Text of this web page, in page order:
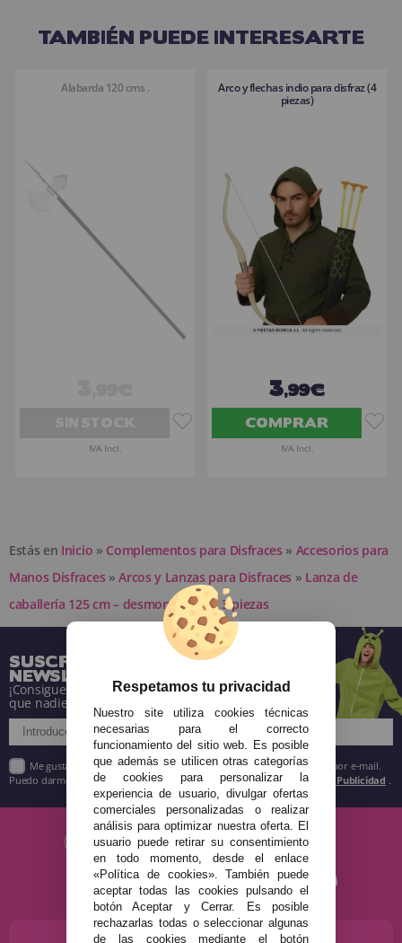
TAMBIÉN PUEDE INTERESARTE
Alabarda 120 cms .
IVA Incl.
Arco y flechas indio para disfraz (4
piezas)
3,99€
COMPRAR
IVA Incl.
Estás en Inicio » Complementos para Disfraces » Accesorios para
Manos Disfraces » Arcos y Lanzas para Disfraces » Lanza de
caballería 125 cm – desmontable en 3 piezas
SUSCRÍBETE A NUESTRA
NEWSLETTER
¡Consigue descuentos y entérate de todo antes
que nadie!
Me gustaría recibir descuentos exclusivos, novedades y tendencias por e-mail.
Puedo darme de baja cuando quiera según lo recogido en la Política de Publicidad .
Respetamos tu privacidad
Nuestro site utiliza cookies técnicas
necesarias para el correcto
funcionamiento del sitio web. Es posible
que además se utilicen otras categorías
de cookies para personalizar la
experiencia de usuario, divulgar ofertas
comerciales personalizadas o realizar
análisis para optimizar nuestra oferta. El
usuario puede retirar su consentimiento
en todo momento, desde el enlace
«Política de cookies». También puede
aceptar todas las cookies pulsando el
botón Aceptar y Cerrar. Es posible
rechazarlas todas o seleccionar algunas
de las cookies mediante el botón